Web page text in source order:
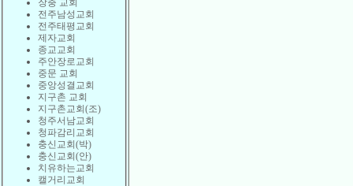
장충 교회
전주남성교회
전주태평교회
제자교회
종교교회
주안장로교회
중문 교회
중앙성결교회
지구촌 교회
지구촌교회(조)
청주서남교회
청파감리교회
충신교회(박)
충신교회(안)
치유하는교회
캘거리교회